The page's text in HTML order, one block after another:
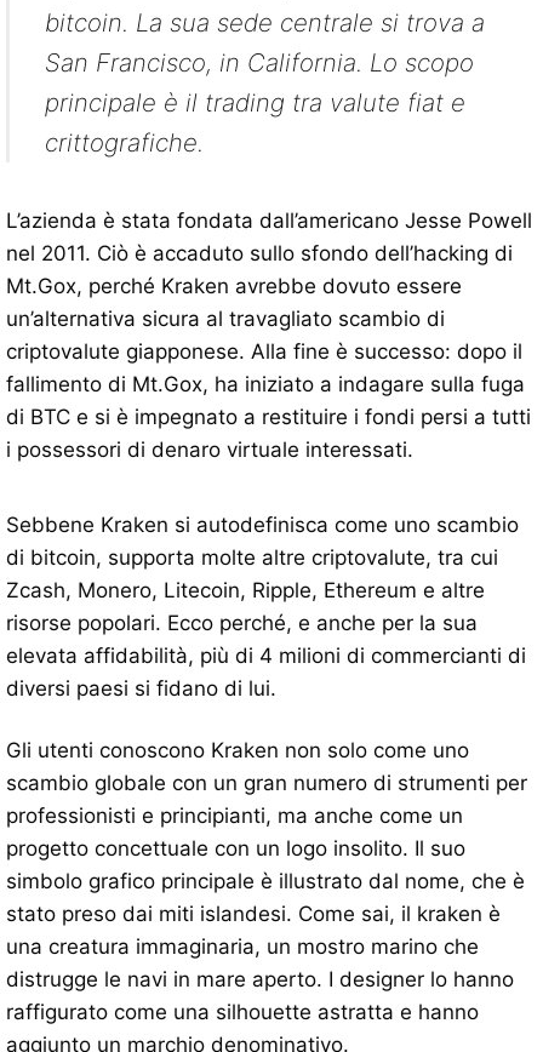
bitcoin. La sua sede centrale si trova a
San Francisco, in California. Lo scopo
principale è il trading tra valute fiat e
crittografiche.
L’azienda è stata fondata dall’americano Jesse Powell
nel 2011. Ciò è accaduto sullo sfondo dell’hacking di
Mt.Gox, perché Kraken avrebbe dovuto essere
un’alternativa sicura al travagliato scambio di
criptovalute giapponese. Alla fine è successo: dopo il
fallimento di Mt.Gox, ha iniziato a indagare sulla fuga
di BTC e si è impegnato a restituire i fondi persi a tutti
i possessori di denaro virtuale interessati.
Sebbene Kraken si autodefinisca come uno scambio
di bitcoin, supporta molte altre criptovalute, tra cui
Zcash, Monero, Litecoin, Ripple, Ethereum e altre
risorse popolari. Ecco perché, e anche per la sua
elevata affidabilità, più di 4 milioni di commercianti di
diversi paesi si fidano di lui.
Gli utenti conoscono Kraken non solo come uno
scambio globale con un gran numero di strumenti per
professionisti e principianti, ma anche come un
progetto concettuale con un logo insolito. Il suo
simbolo grafico principale è illustrato dal nome, che è
stato preso dai miti islandesi. Come sai, il kraken è
una creatura immaginaria, un mostro marino che
distrugge le navi in ​​mare aperto. I designer lo hanno
raffigurato come una silhouette astratta e hanno
aggiunto un marchio denominativo.